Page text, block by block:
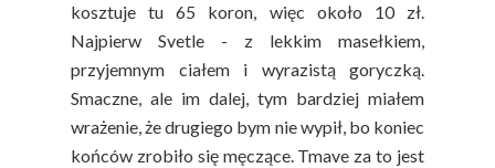
kosztuje tu 65 koron, więc około 10 zł.
Najpierw Svetle - z lekkim masełkiem,
przyjemnym ciałem i wyrazistą goryczką.
Smaczne, ale im dalej, tym bardziej miałem
wrażenie, że drugiego bym nie wypił, bo koniec
końców zrobiło się męczące. Tmave za to jest